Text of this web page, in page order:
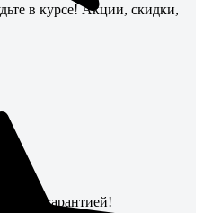
в курсе! Акции, скидки,
с гарантией!